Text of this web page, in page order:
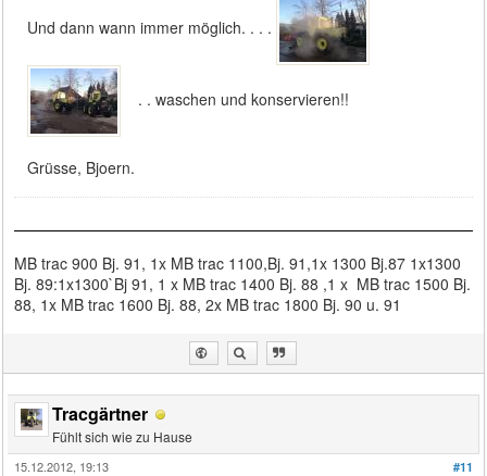
Und dann wann immer möglich. . . .
. . waschen und konservieren!!
Grüsse, Bjoern.
MB trac 900 Bj. 91, 1x MB trac 1100,Bj. 91,1x 1300 Bj.87 1x1300
Bj. 89:1x1300`Bj 91, 1 x MB trac 1400 Bj. 88 ,1 x MB trac 1500 Bj.
88, 1x MB trac 1600 Bj. 88, 2x MB trac 1800 Bj. 90 u. 91
Tracgärtner
Fühlt sich wie zu Hause
#11
15.12.2012, 19:13